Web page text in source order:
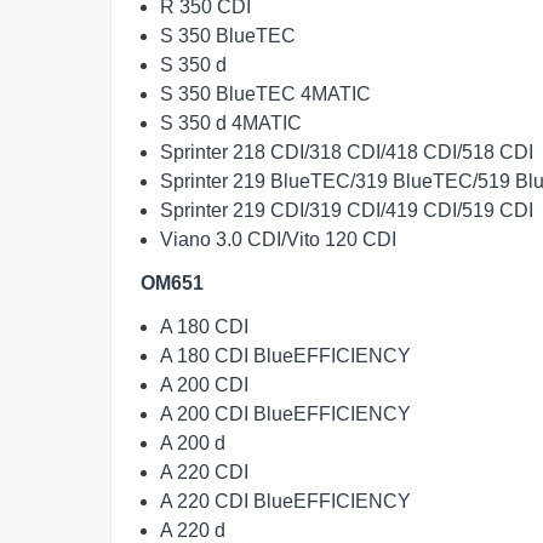
R 350 CDI
S 350 BlueTEC
S 350 d
S 350 BlueTEC 4MATIC
S 350 d 4MATIC
Sprinter 218 CDI/318 CDI/418 CDI/518 CDI
Sprinter 219 BlueTEC/319 BlueTEC/519
Sprinter 219 CDI/319 CDI/419 CDI/519 CDI
Viano 3.0 CDI/Vito 120 CDI
OM651
A 180 CDI
A 180 CDI BlueEFFICIENCY
A 200 CDI
A 200 CDI BlueEFFICIENCY
A 200 d
A 220 CDI
A 220 CDI BlueEFFICIENCY
A 220 d